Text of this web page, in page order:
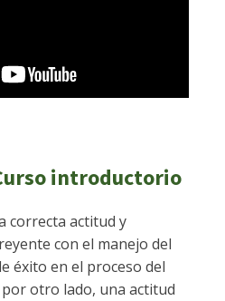
introductorio
correcta actitud y
con el manejo del
éxito en el proceso del
otro lado, una actitud